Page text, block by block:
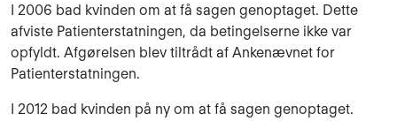
I 2006 bad kvinden om at få sagen genoptaget. Dette
afviste Patienterstatningen, da betingelserne ikke var
opfyldt. Afgørelsen blev tiltrådt af Ankenævnet for
Patienterstatningen.
I 2012 bad kvinden på ny om at få sagen genoptaget.